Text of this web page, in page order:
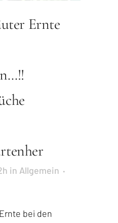
Ernte
in Allgemein
bei den